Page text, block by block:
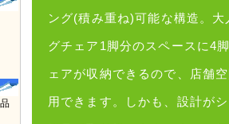
ング(積み重ね)可能な構造。
グチェア1脚分のスペースに4
ェアが収納できるので、店舗
用できます。しかも、設計が